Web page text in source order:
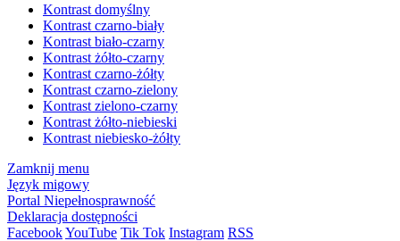
Kontrast domyślny
Kontrast czarno-biały
Kontrast biało-czarny
Kontrast żółto-czarny
Kontrast czarno-żółty
Kontrast czarno-zielony
Kontrast zielono-czarny
Kontrast żółto-niebieski
Kontrast niebiesko-żółty
Zamknij menu
Język migowy
Portal Niepełnosprawność
Deklaracja dostępności
FacebookYouTube Tik Tok Instagram RSS